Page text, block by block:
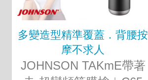
多變造型精準覆蓋．背腰按
摩不求人
JOHNSON TAKmE帶著